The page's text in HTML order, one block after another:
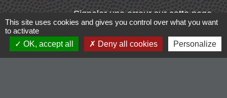
Signaler une erreur sur cette page
This site uses cookies and gives you control over what you want
to activate
OK, accept all
Deny all cookies Personalize